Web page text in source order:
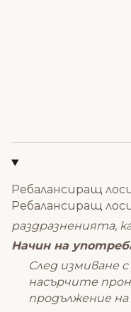
Ребалансиращ
Ребалансиращ
раздразненията,
Начин на
След измиване
насърчите
продължение на